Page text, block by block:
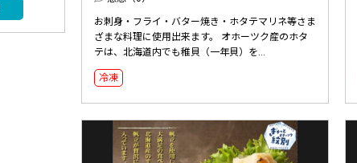
お刺身・フライ・バター焼き・ホタテマリネ等さま
ざまな料理に使用出来ます。 オホーツク産のホタ
テは、北海道内でも稚貝（一年貝）を...
冷凍